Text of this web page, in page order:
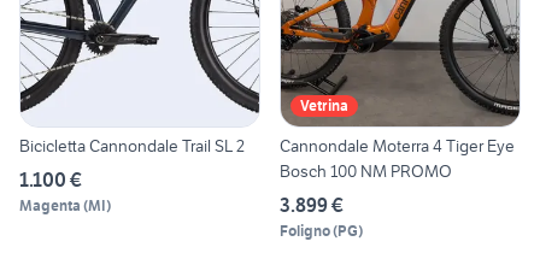
Bicicletta Cannondale Trail SL 2
1.100 €
Magenta (MI)
Vetrina
Cannondale Moterra 4 Tiger Eye
Bosch 100 NM PROMO
3.899 €
Foligno(PG)